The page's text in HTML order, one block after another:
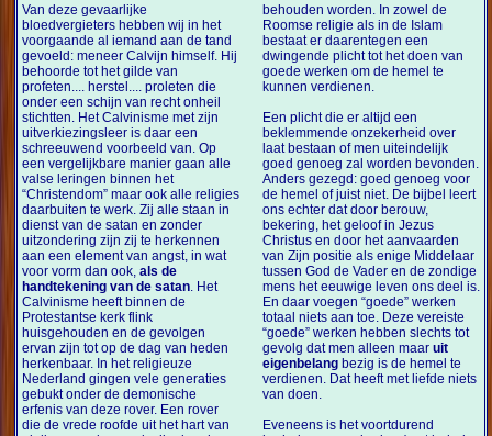
Van deze gevaarlijke
bloedvergieters hebben wij in het
voorgaande al iemand aan de tand
gevoeld: meneer Calvijn himself. Hij
behoorde tot het gilde van
profeten.... herstel.... proleten die
onder een schijn van recht onheil
stichtten. Het Calvinisme met zijn
uitverkiezingsleer is daar een
schreeuwend voorbeeld van. Op
een vergelijkbare manier gaan alle
valse leringen binnen het
“Christendom” maar ook alle religies
daarbuiten te werk. Zij alle staan in
dienst van de satan en zonder
uitzondering zijn zij te herkennen
aan een element van angst, in wat
voor vorm dan ook,als de
handtekening van de satan . Het
Calvinisme heeft binnen de
Protestantse kerk flink
huisgehouden en de gevolgen
ervan zijn tot op de dag van heden
herkenbaar. In het religieuze
Nederland gingen vele generaties
gebukt onder de demonische
erfenis van deze rover. Een rover
die de vrede roofde uit het hart van
behouden worden. In zowel de
Roomse religie als in de Islam
bestaat er daarentegen een
dwingende plicht tot het doen van
goede werken om de hemel te
kunnen verdienen.
Een plicht die er altijd een
beklemmende onzekerheid over
laat bestaan of men uiteindelijk
goed genoeg zal worden bevonden.
Anders gezegd: goed genoeg voor
de hemel of juist niet. De bijbel leert
ons echter dat door berouw,
bekering, het geloof in Jezus
Christus en door het aanvaarden
van Zijn positie als enige Middelaar
tussen God de Vader en de zondige
mens het eeuwige leven ons deel is.
En daar voegen “goede” werken
totaal niets aan toe. Deze vereiste
“goede” werken hebben slechts tot
gevolg dat men alleen maar uit
eigenbelangbezig is de hemel te
verdienen. Dat heeft met liefde niets
van doen.
Eveneens is het voortdurend